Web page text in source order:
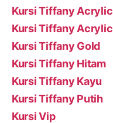
Kursi Tiffany Acrylic
Kursi Tiffany Acrylic
Kursi Tiffany Gold
Kursi Tiffany Hitam
Kursi Tiffany Kayu
Kursi Tiffany Putih
Kursi Vip